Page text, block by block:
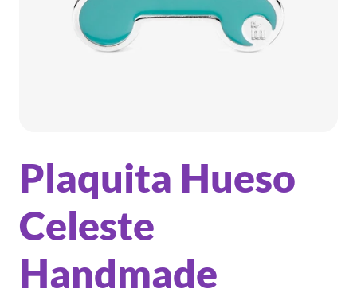
Plaquita Hueso
Celeste
Handmade